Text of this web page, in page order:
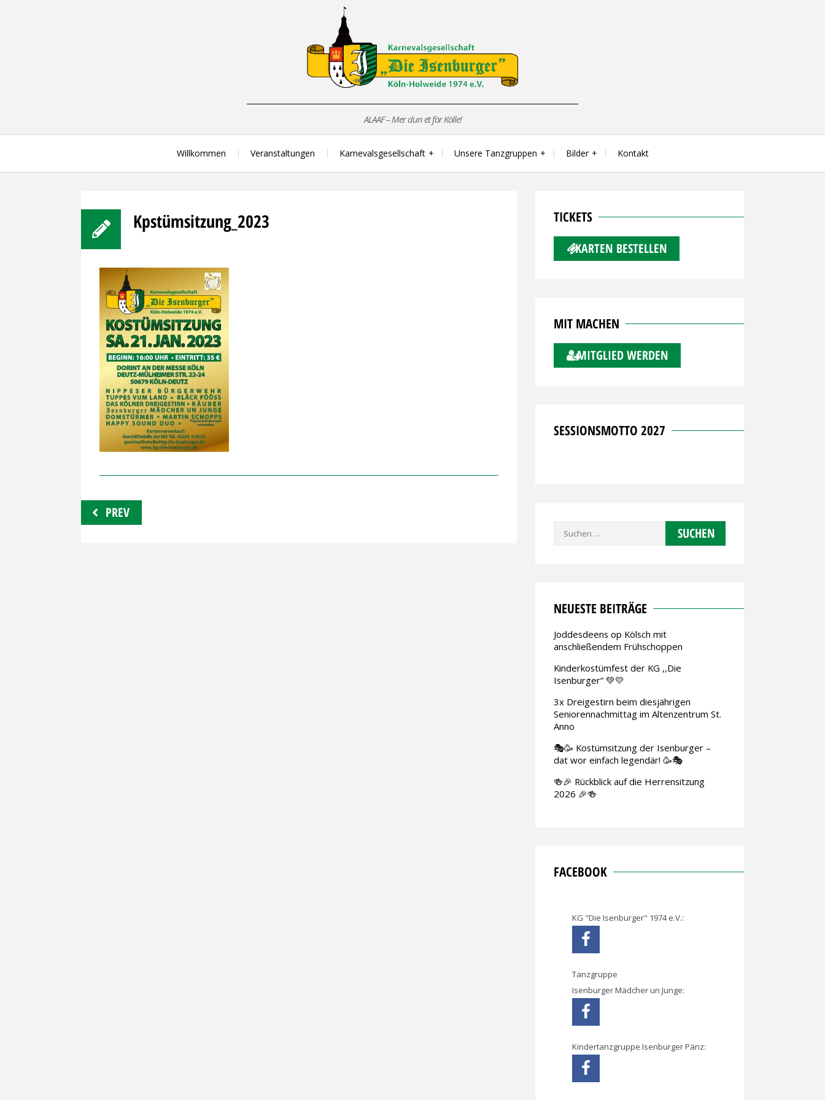
ALAAF – Mer dun et för Kölle!
Willkommen Veranstaltungen Karnevalsgesellschaft Unsere Tanzgruppen Bilder Kontakt
Kpstümsitzung_2023
Beitragsnavigation
PREV
TICKETS
KARTEN BESTELLEN
MIT MACHEN
MITGLIED WERDEN
SESSIONSMOTTO 2027
Suchen
NEUESTE BEITRÄGE
Joddesdeens op Kölsch mit
anschließendem Frühschoppen
Kinderkostümfest der KG ,,Die
Isenburger“ 💚💛
3x Dreigestirn beim diesjährigen
Seniorennachmittag im Altenzentrum St.
Anno
🎭🥳 Kostümsitzung der Isenburger –
dat wor einfach legendär! 🥳🎭
🍻🎉 Rückblick auf die Herrensitzung
2026 🎉🍻
FACEBOOK
KG "Die Isenburger" 1974 e.V.:
Tanzgruppe
Isenburger Mädcher un Junge:
Kindertanzgruppe Isenburger Pänz: